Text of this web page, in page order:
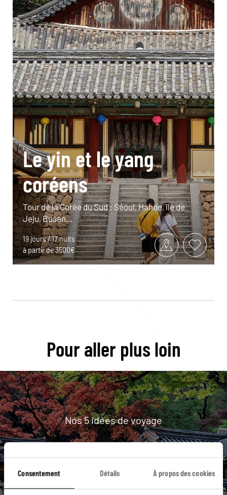
Consentement Détails À propos des cookies
Le yin et le yang
coréens
Tour de la Corée du Sud : Séoul, Hahoe, île de
Jeju, Busan…
19 jours / 17 nuits
à partir de 3500€
Pour aller plus loin
Nos 5 idées de voyage
Corée du sud